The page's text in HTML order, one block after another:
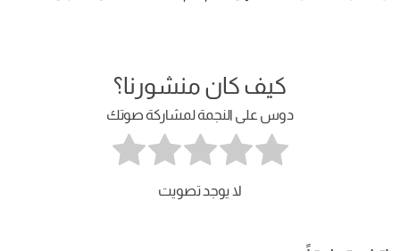
كيف كان منشورنا؟
دوس على النجمة لمشاركة صوتك
لا يوجد تصويت